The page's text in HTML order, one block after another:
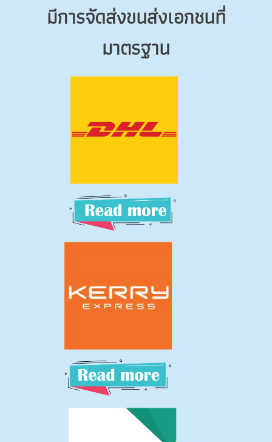
มีการจัดส่งขนส่งเอกชนที่
มาตรฐาน